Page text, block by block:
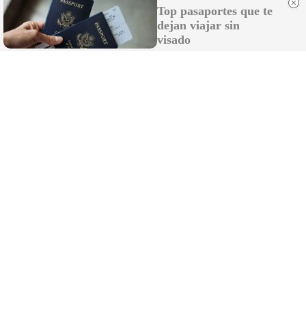
Top pasaportes que te
dejan viajar sin
visado